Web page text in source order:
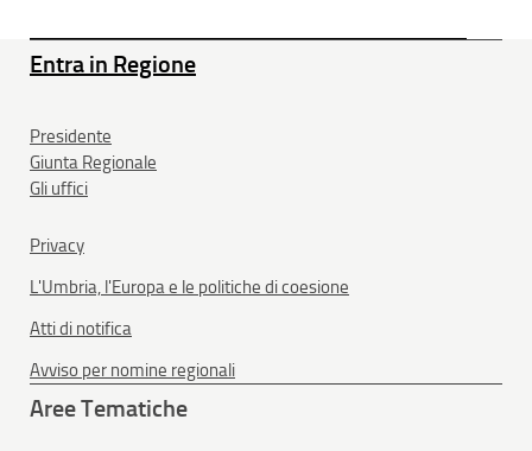
Entra in Regione
Presidente
Giunta Regionale
Gli uffici
Privacy
L'Umbria, l'Europa e le politiche di coesione
Atti di notifica
Avviso per nomine regionali
Aree Tematiche